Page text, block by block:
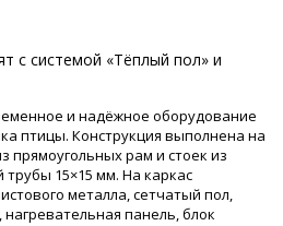
с системой «Тёплый пол» и
и надёжное оборудование
птицы. Конструкция выполнена на
прямоугольных рам и стоек из
15×15 мм. На каркас
металла, сетчатый пол,
панель, блок